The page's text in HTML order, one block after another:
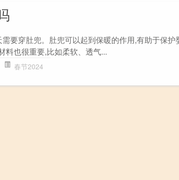
要穿肚兜。肚兜可以起到保暖的作用,有助于保护
料也很重要,比如柔软、透气...
春节2024